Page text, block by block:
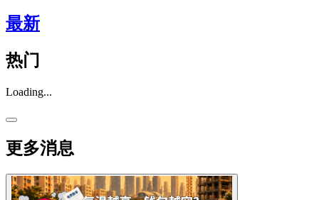
最新
热门
Loading...
更多消息